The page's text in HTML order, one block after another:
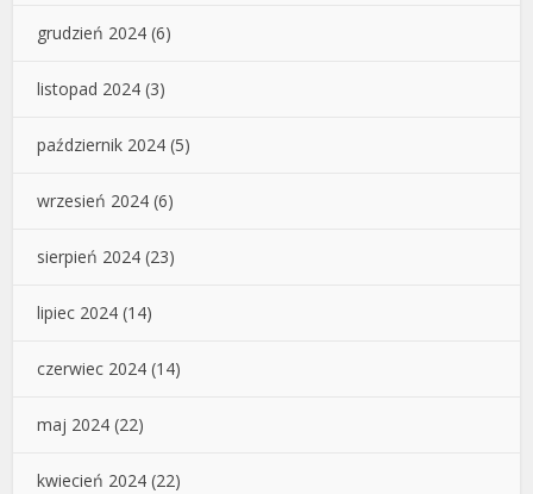
grudzień 2024 (6)
listopad 2024 (3)
październik 2024 (5)
wrzesień 2024 (6)
sierpień 2024 (23)
lipiec 2024 (14)
czerwiec 2024 (14)
maj 2024 (22)
kwiecień 2024 (22)